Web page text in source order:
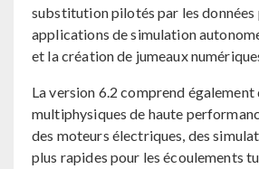
substitution pilotés par les données
applications de simulation
et la création de jumeaux
La version 6.2 comprend également
multiphysiques de haute
des moteurs électriques, des
plus rapides pour les écoulements